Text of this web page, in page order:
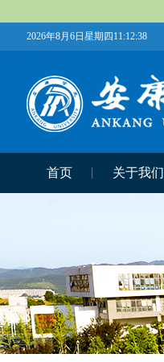
2026年8月6日星期四11:12:39
首页 关于我们